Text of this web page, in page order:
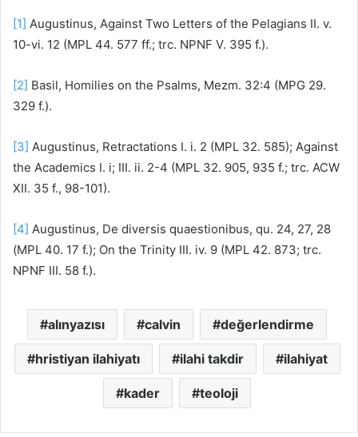
[1] Augustinus, Against Two Letters of the Pelagians II. v.
10-vi. 12 (MPL 44. 577 ff.; trc. NPNF V. 395 f.).
[2] Basil, Homilies on the Psalms, Mezm. 32:4 (MPG 29.
329 f.).
[3] Augustinus, Retractations I. i. 2 (MPL 32. 585); Against
the Academics I. i; III. ii. 2-4 (MPL 32. 905, 935 f.; trc. ACW
XII. 35 f., 98-101).
[4] Augustinus, De diversis quaestionibus, qu. 24, 27, 28
(MPL 40. 17 f.); On the Trinity III. iv. 9 (MPL 42. 873; trc.
NPNF III. 58 f.).
alınyazısı calvin değerlendirme
hristiyan ilahiyatı ilahi takdir ilahiyat
kader teoloji